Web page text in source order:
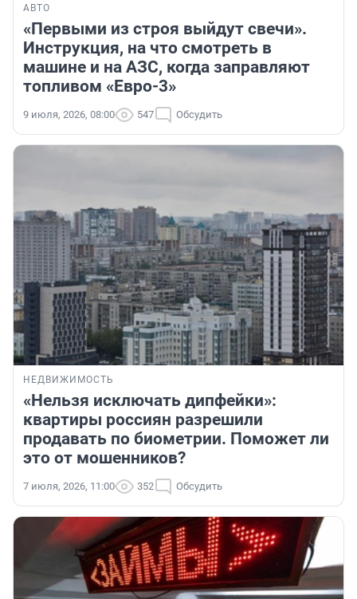
АВТО
«Первыми из строя выйдут свечи».
Инструкция, на что смотреть в
машине и на АЗС, когда заправляют
топливом «Евро-3»
9 июля, 2026, 08:00 547 Обсудить
НЕДВИЖИМОСТЬ
«Нельзя исключать дипфейки»:
квартиры россиян разрешили
продавать по биометрии. Поможет ли
это от мошенников?
7 июля, 2026, 11:00 352 Обсудить